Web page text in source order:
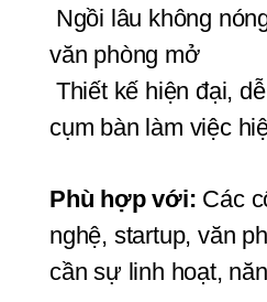
văn phòng mở
cụm bàn làm việc
Phù hợp với: Các
nghệ, startup, văn
cần sự linh hoạt,